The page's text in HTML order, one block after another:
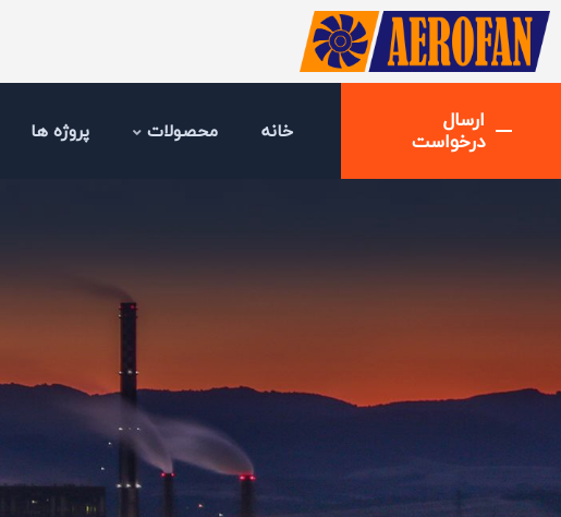
ارسال
درخواست خانه محصولات پروژه ها